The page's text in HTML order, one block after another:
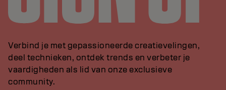
Verbind je met gepassioneerde creatievelingen,
deel technieken, ontdek trends en verbeter je
vaardigheden als lid van onze exclusieve
community.